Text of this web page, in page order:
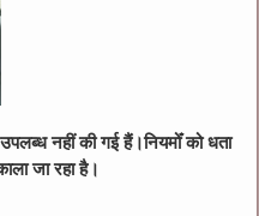
नहीं की गई हैं।नियमोँ को धता
जा रहा है।